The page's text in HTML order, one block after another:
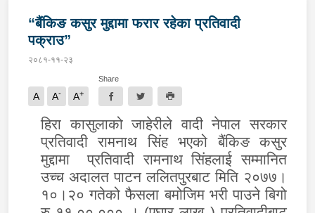
“बैंकिङ कसुर मुद्दामा फरार रहेका प्रतिवादी
पक्राउ”
२०८१-११-२३
A A- A+
Share
हिरा कासुलाको जाहेरीले वादी नेपाल सरकार
प्रतिवादी रामनाथ सिंह भएको बैंकिङ कसुर
मुद्दामा प्रतिवादी रामनाथ सिंहलाई सम्मानित
उच्च अदालत पाटन ललितपुरबाट मिति २०७७।
१०।२० गतेको फैसला बमोजिम भरी पाउने बिगो